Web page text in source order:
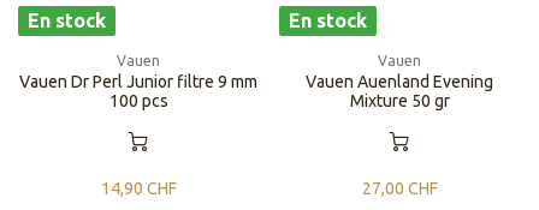
En stock
Vauen
Vauen Dr Perl Junior filtre 9 mm
100 pcs
14,90 CHF
En stock
Vauen
Vauen Auenland Evening
Mixture 50 gr
27,00 CHF